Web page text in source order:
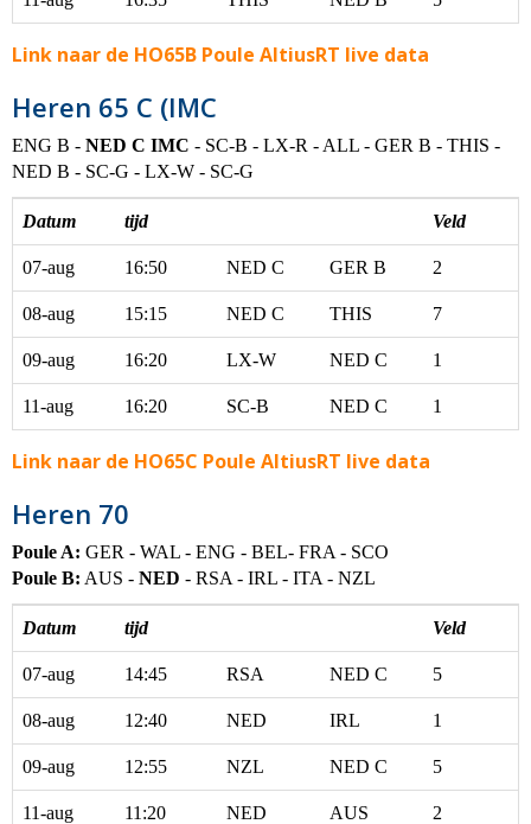
Link naar de HO65B Poule AltiusRT live data
Heren 65 C (IMC
ENG B - NED C IMC - SC-B - LX-R - ALL - GER B - THIS -
NED B - SC-G - LX-W - SC-G
Datum tijd Veld
07-aug 16:50 NED C GER B 2
08-aug 15:15 NED C THIS 7
09-aug 16:20 LX-W NED C 1
11-aug 16:20 SC-B NED C 1
Link naar de HO65C Poule AltiusRT live data
Heren 70
Poule A: GER - WAL - ENG - BEL- FRA - SCO
Poule B: AUS - NED - RSA - IRL - ITA - NZL
Datum tijd Veld
07-aug 14:45 RSA NED C 5
08-aug 12:40 NED IRL 1
09-aug 12:55 NZL NED C 5
11-aug 11:20 NED AUS 2